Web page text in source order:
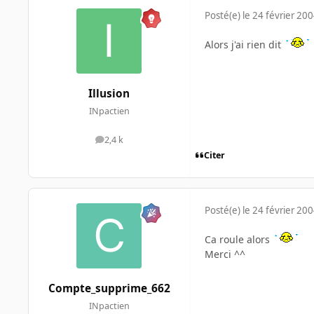
Illusion
INpactien
2,4 k
messages
Posté(e) le 24 février
Alors j'ai rien dit
Citer
Compte_supprime_662
INpactien
Posté(e) le 24 février
Ca roule alors
Merci ^^